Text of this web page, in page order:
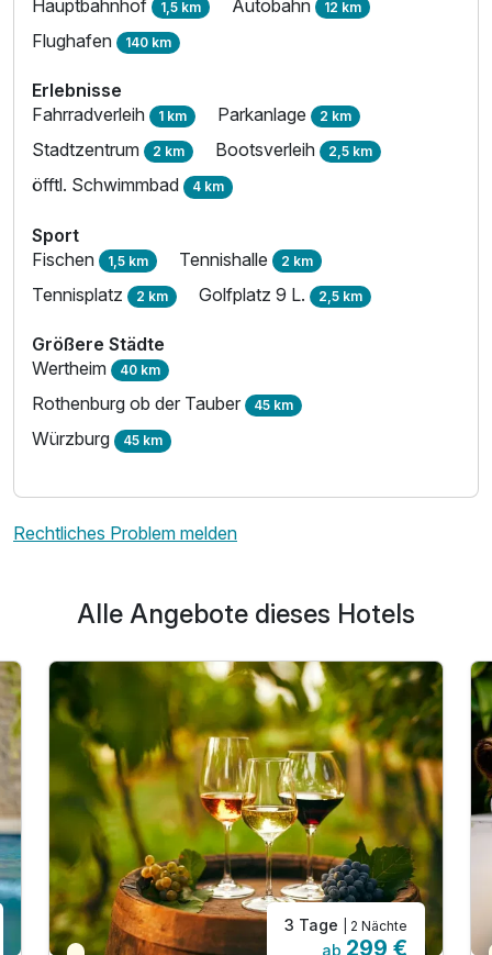
Hauptbahnhof 1,5 km Autobahn 12 km
Flughafen 140 km
Erlebnisse
Fahrradverleih 1 km Parkanlage 2 km
Stadtzentrum 2 km Bootsverleih 2,5 km
öfftl. Schwimmbad 4 km
Sport
Fischen 1,5 km Tennishalle 2 km
Tennisplatz 2 km Golfplatz 9 L. 2,5 km
Größere Städte
Wertheim 40 km
Rothenburg ob der Tauber 45 km
Würzburg 45 km
Rechtliches Problem melden
Alle Angebote dieses Hotels
3 Tage | 2 Nächte
ab 299 €